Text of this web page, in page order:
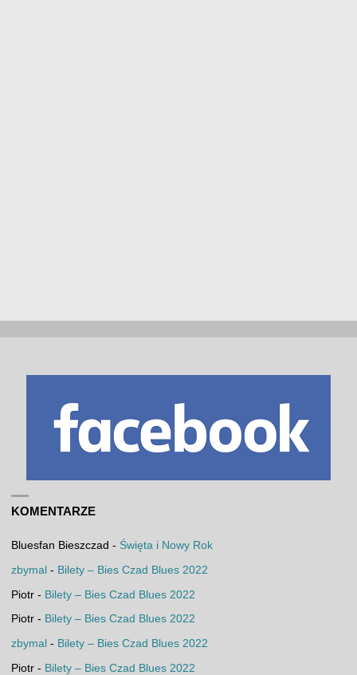
KOMENTARZE
Bluesfan Bieszczad - Święta i Nowy Rok
zbymal - Bilety – Bies Czad Blues 2022
Piotr- Bilety – Bies Czad Blues 2022
Piotr- Bilety – Bies Czad Blues 2022
zbymal - Bilety – Bies Czad Blues 2022
Piotr- Bilety – Bies Czad Blues 2022